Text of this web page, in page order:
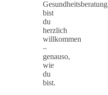
Gesundheitsberatung
bist
du
herzlich
willkommen
–
genauso,
wie
du
bist.